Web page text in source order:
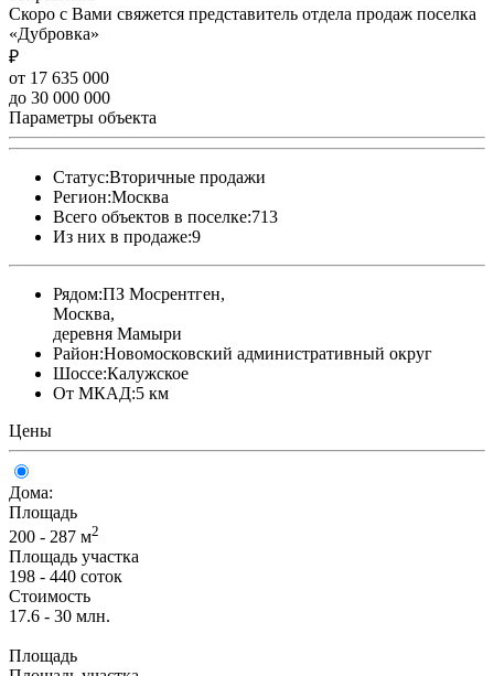
Скоро с Вами свяжется представитель отдела продаж поселка
«Дубровка»
₽
от 17 635 000
до 30 000 000
Параметры объекта
Статус:Вторичные продажи
Регион:Москва
Всего объектов в поселке:713
Из них в продаже:9
Рядом:ПЗ Мосрентген,
Москва,
деревня Мамыри
Район:Новомосковский административный округ
Шоссе:Калужское
От МКАД:5 км
Цены
Дома:
Площадь
200 - 287 м2
Площадь участка
198 - 440 соток
Стоимость
17.6 - 30 млн.
Площадь